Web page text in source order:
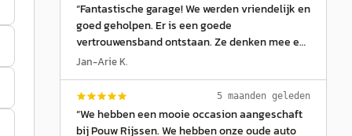
“Fantastische garage! We werden vriendelijk en
goed geholpen. Er is een goede
vertrouwensband ontstaan. Ze denken mee en
nemen hun verantwoordelijkheid! Kortom,
Jan-Arie K.
5 maanden geleden
“We hebben een mooie occasion aangeschaft
bij Pouw Rijssen. We hebben onze oude auto